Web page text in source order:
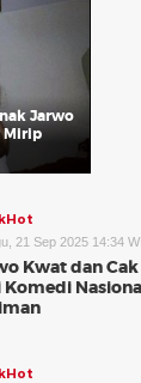
Jarwo
Mirip
21 Sep 2025 14:34
Kwat dan
Komedi